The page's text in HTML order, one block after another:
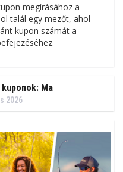
megírásához a
talál egy mezőt, ahol
kupon számát a
Ma
2026